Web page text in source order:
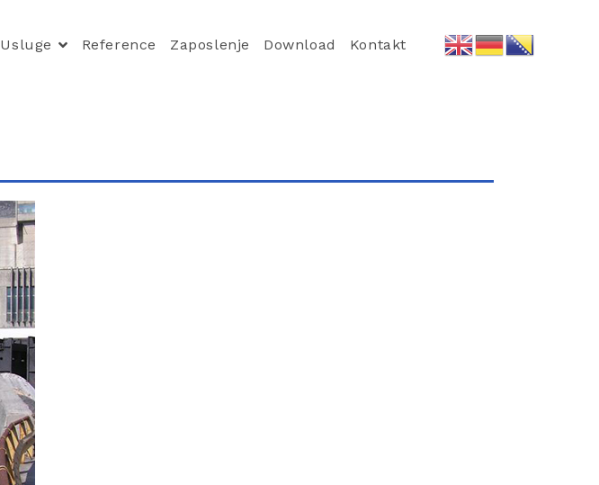
Usluge Reference Zaposlenje Download Kontakt